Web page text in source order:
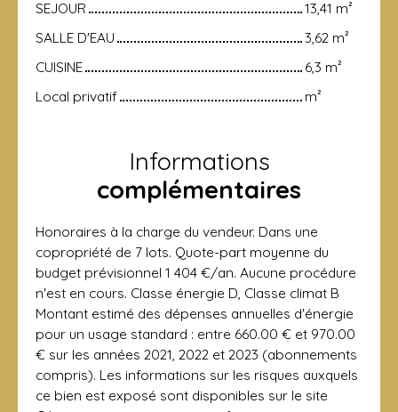
SEJOUR
13,41 m²
SALLE D'EAU
3,62 m²
CUISINE
6,3 m²
Local privatif
m²
Informations
complémentaires
Honoraires à la charge du vendeur. Dans une
copropriété de 7 lots. Quote-part moyenne du
budget prévisionnel 1 404 €/an. Aucune procédure
n'est en cours. Classe énergie D, Classe climat B
Montant estimé des dépenses annuelles d'énergie
pour un usage standard : entre 660.00 € et 970.00
€ sur les années 2021, 2022 et 2023 (abonnements
compris). Les informations sur les risques auxquels
ce bien est exposé sont disponibles sur le site